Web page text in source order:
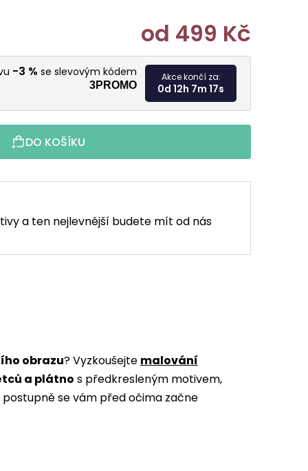
od 499 Kč
Měrná
-3 % se slevovým kódem
3PROMO
Akce končí za:
0d 12h 7m 17s
DO KOŠÍKU
a ten nejlevnější budete mít od nás
obrazu? Vyzkoušejte malování
a plátno s předkresleným motivem,
se vám před očima začne